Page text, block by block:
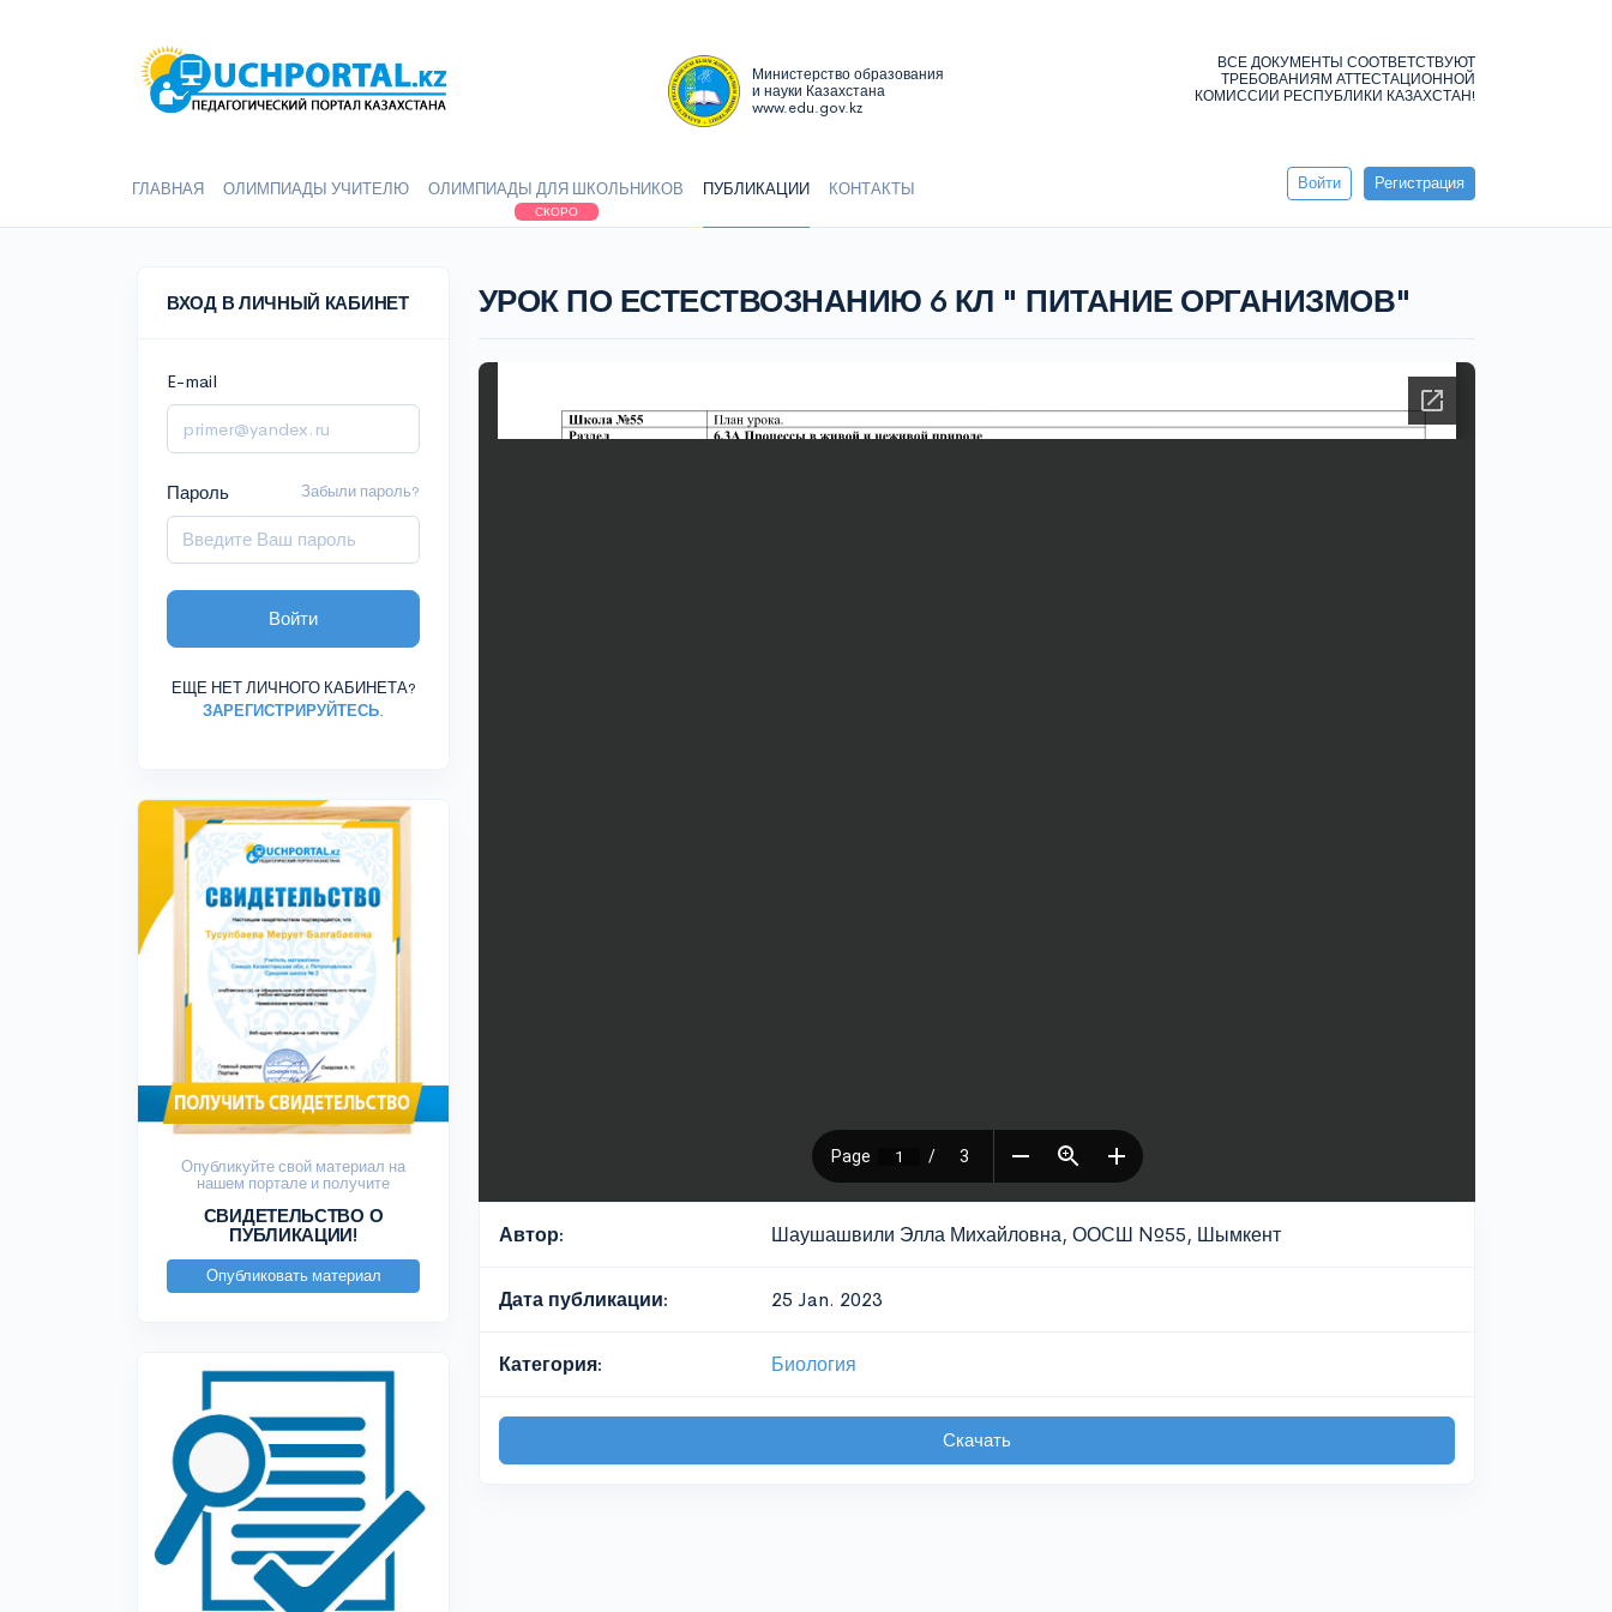
Министерство образования
и науки Казахстана
www.edu.gov.kz
ВСЕ ДОКУМЕНТЫ СООТВЕТСТВУЮТ
ТРЕБОВАНИЯМ АТТЕСТАЦИОННОЙ
КОМИССИИ РЕСПУБЛИКИ КАЗАХСТАН!
Войти Регистрация
ГЛАВНАЯ ОЛИМПИАДЫ УЧИТЕЛЮ ОЛИМПИАДЫ ДЛЯ ШКОЛЬНИКОВ
СКОРО
ПУБЛИКАЦИИ КОНТАКТЫ
ВХОД В ЛИЧНЫЙ КАБИНЕТ
E-mail
Пароль Забыли пароль?
Войти
ЕЩЕ НЕТ ЛИЧНОГО КАБИНЕТА?
ЗАРЕГИСТРИРУЙТЕСЬ.
Опубликуйте свой материал на
нашем портале и получите
СВИДЕТЕЛЬСТВО О
ПУБЛИКАЦИИ!
Опубликовать материал
УРОК ПО ЕСТЕСТВОЗНАНИЮ 6 КЛ " ПИТАНИЕ ОРГАНИЗМОВ"
Автор: Шаушашвили Элла Михайловна, ООСШ №55, Шымкент
Дата публикации: 25 Jan. 2023
Категория: Биология
Скачать